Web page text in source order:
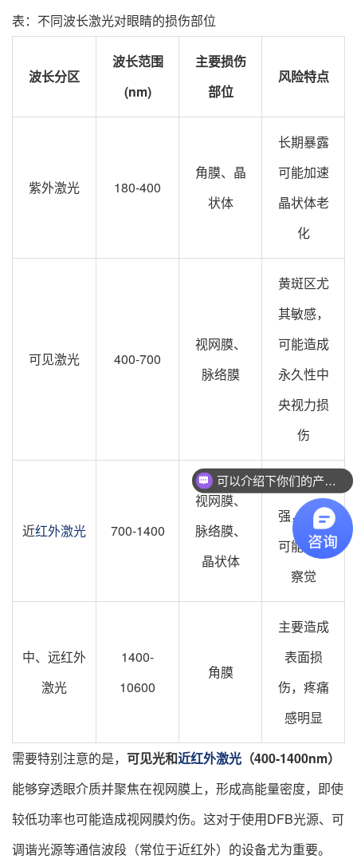
表：不同波长激光对眼睛的损伤部位
​波长分区​
​波长范围
(nm)​​
​主要损伤
部位​
​风险特点​
紫外激光 180-400
角膜、晶
状体
长期暴露
可能加速
晶状体老
化
可见激光 400-700
视网膜、
脉络膜
黄斑区尤
其敏感，
可能造成
永久性中
央视力损
伤
近红外激光 700-1400
视网膜、
脉络膜、
晶状体
穿透力
强，损伤
可能不易
察觉
中、远红外
激光
1400-
10600
角膜
主要造成
表面损
伤，疼痛
感明显
需要特别注意的是， 可见光和近红外激光 （400-1400nm）
能够穿透眼介质并聚焦在视网膜上，形成高能量密度，即使
较低功率也可能造成视网膜灼伤。这对于使用DFB光源、可
调谐光源等通信波段（常位于近红外）的设备尤为重要。
可以介绍下你们的产品么？
你们是怎么收费的呢？